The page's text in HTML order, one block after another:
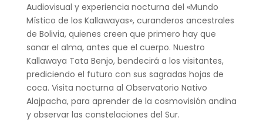
Audiovisual y experiencia nocturna del «Mundo
Místico de los Kallawayas», curanderos ancestrales
de Bolivia, quienes creen que primero hay que
sanar el alma, antes que el cuerpo. Nuestro
Kallawaya Tata Benjo, bendecirá a los visitantes,
prediciendo el futuro con sus sagradas hojas de
coca. Visita nocturna al Observatorio Nativo
Alajpacha, para aprender de la cosmovisión andina
y observar las constelaciones del Sur.